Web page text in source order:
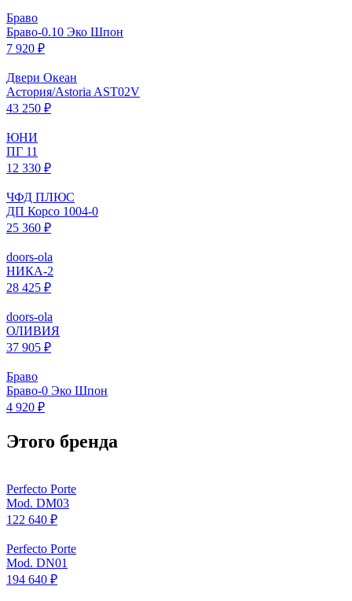
Браво
Браво-0.10 Эко Шпон
7 920 ₽
Двери Океан
Астория/Astoria AST02V
43 250 ₽
ЮНИ
ПГ 11
12 330 ₽
ЧФД ПЛЮС
ДП Корсо 1004-0
25 360 ₽
doors-ola
НИКА-2
28 425 ₽
doors-ola
ОЛИВИЯ
37 905 ₽
Браво
Браво-0 Эко Шпон
4 920 ₽
Этого бренда
Perfecto Porte
Mod. DM03
122 640 ₽
Perfecto Porte
Mod. DN01
194 640 ₽